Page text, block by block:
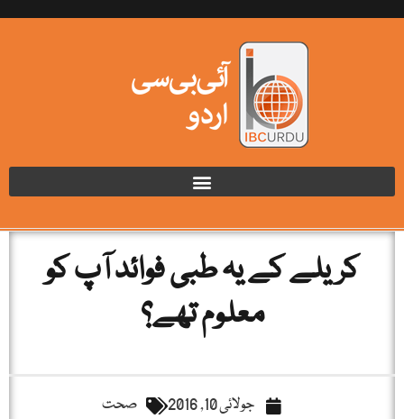
کریلے کے یہ طبی فوائد آپ کو
معلوم تھے؟
جولائی 10, 2016 صحت